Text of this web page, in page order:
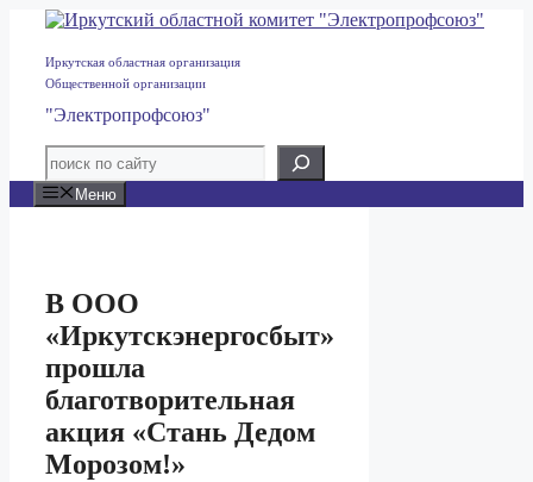
Перейти
содержимому
Иркутская областная организация
Общественной организации
"Электропрофсоюз"
Меню
В ООО
«Иркутскэнергосбыт»
прошла
благотворительная
акция «Стань Дедом
Морозом!»